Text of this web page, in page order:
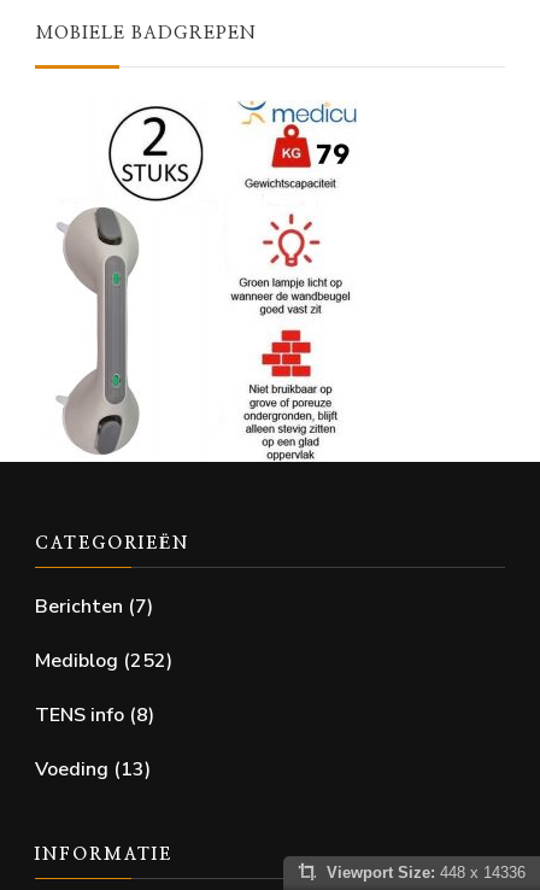
MOBIELE BADGREPEN
CATEGORIEËN
Berichten (7)
Mediblog (252)
TENS info (8)
Voeding (13)
INFORMATIE
Viewport Size: 448 x 14336